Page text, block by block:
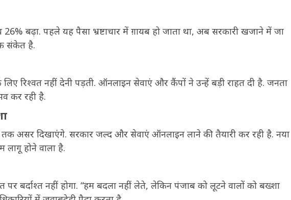
बढ़ा. पहले यह पैसा भ्रष्टाचार में ग़ायब हो जाता था, अब सरकारी खजाने में जा
संकेत है.
रिश्वत नहीं देनी पड़ती. ऑनलाइन सेवाएं और कैंपों ने उन्हें बड़ी राहत दी है. जनता
कर रही है.
असर दिखाएंगे. सरकार जल्द और सेवाएं ऑनलाइन लाने की तैयारी कर रही है. नया
लागू होने वाला है.
पर बर्दाश्त नहीं होगा. “हम बदला नहीं लेते, लेकिन पंजाब को लूटने वालों को बख्शा